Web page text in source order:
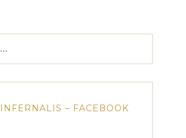
– FACEBOOK